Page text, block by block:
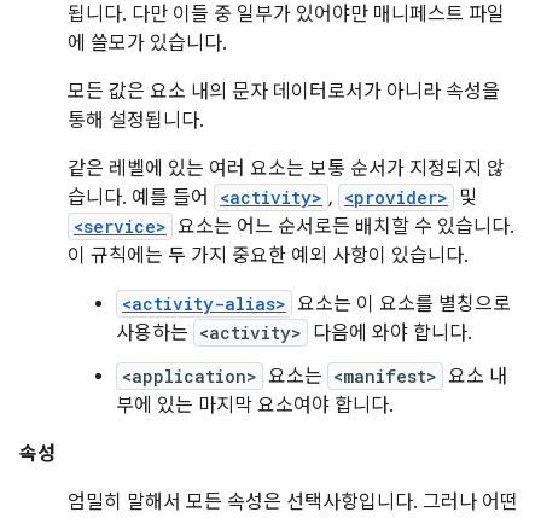
됩니다. 다만 이들 중 일부가 있어야만 매니페스트 파일
에 쓸모가 있습니다.
모든 값은 요소 내의 문자 데이터로서가 아니라 속성을
통해 설정됩니다.
같은 레벨에 있는 여러 요소는 보통 순서가 지정되지 않
습니다. 예를 들어
<activity> , <provider> 및
<service> 요소는 어느 순서로든 배치할 수 있습니다.
이 규칙에는 두 가지 중요한 예외 사항이 있습니다.
<activity-alias> 요소는 이 요소를 별칭으로
사용하는 <activity> 다음에 와야 합니다.
<application> 요소는 <manifest> 요소 내
부에 있는 마지막 요소여야 합니다.
속성
엄밀히 말해서 모든 속성은 선택사항입니다. 그러나 어떤